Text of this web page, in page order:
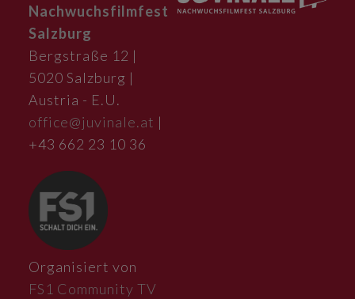
Nachwuchsfilmfest
Salzburg
Bergstraße 12 |
5020 Salzburg |
Austria - E.U.
office@juvinale.at |
+43 662 23 10 36
Organisiert von
FS1 Community TV